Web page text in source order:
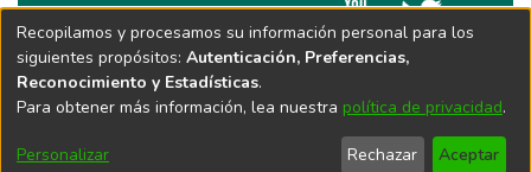
Recopilamos y procesamos su información personal para los
siguientes propósitos: Autenticación, Preferencias,
Reconocimiento y Estadísticas.
Para obtener más información, lea nuestra política de privacidad.
Personalizar Rechazar Aceptar